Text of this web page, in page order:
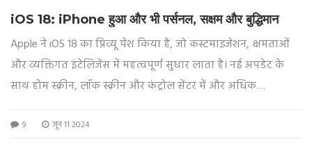
iOS 18: iPhone हुआ और भी पर्सनल, सक्षम और बुद्धिमान
Apple ने iOS 18 का प्रिव्यू पेश किया है, जो कस्टमाइजेशन, क्षमताओं
और व्यक्तिगत इंटेलिजेंस में महत्वपूर्ण सुधार लाता है। नई अपडेट के
साथ होम स्क्रीन, लॉक स्क्रीन और कंट्रोल सेंटर में और अधिक
बड़ा री़डिज़ाइन किया गया है और नए कलेक्शन्स जोड़े गए हैं। मैसेजेज
9 जून 11 2024